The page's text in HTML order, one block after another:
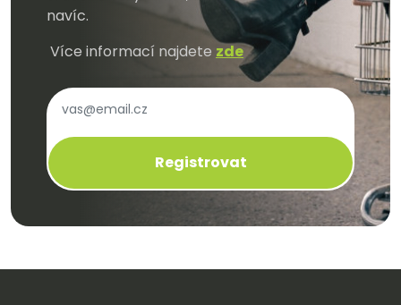
Ano! Při firemních objednávkách většího množství nabízíme
zvýhodněné ceny. Kontaktujte nás na
podpora@obchodnisa.cz pro individuální cenovou nabídku.
Jak dlouho trvá expedice?
Veškeré pracovní mikiny skladem expedujeme do 2–5
pracovních dnů po celé České republice i na Slovensko.
Proč nakoupit pracovní mikiny u
nás?
✅ Dopravu zdarma nad 2 000 Kč
navíc.
Více informací najdete zde
Registrovat